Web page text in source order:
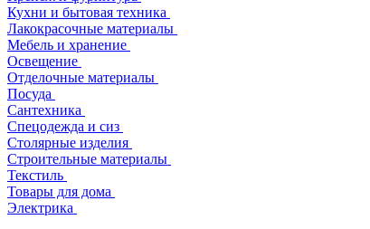
Кухни и бытовая техника
Лакокрасочные материалы
Мебель и хранение
Освещение
Отделочные материалы
Посуда
Сантехника
Спецодежда и сиз
Столярные изделия
Строительные материалы
Текстиль
Товары для дома
Электрика